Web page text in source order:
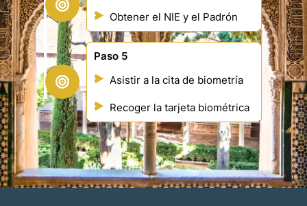
Obtener el NIE y el Padrón
Paso 5
Asistir a la cita de biometría
Recoger la tarjeta biométrica